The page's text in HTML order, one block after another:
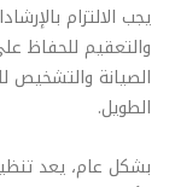
يجب الالتزام
والتعقيم للحفاظ
الصيانة والتشخيص
الطويل.
بشكل عام، يعد